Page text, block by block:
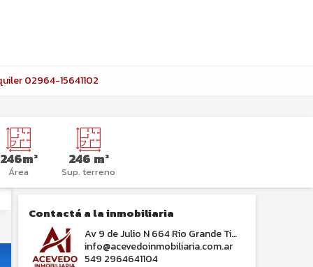
02964-15641102
246m²
Área
246 m²
Sup. terreno
Contactá a la inmobiliaria
Av 9 de Julio N 664 Rio Grande Tierra del F
info@acevedoinmobiliaria.com.ar
549 2964641104